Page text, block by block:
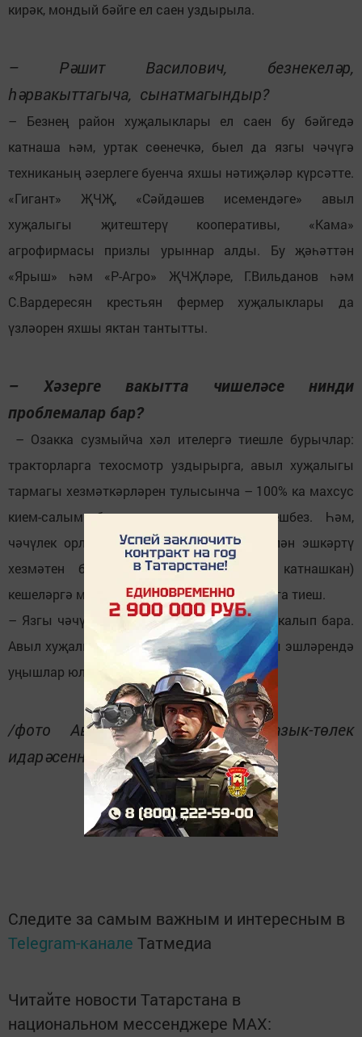
кирәк, мондый бәйге ел саен уздырыла.
– Рәшит Василович, безнекеләр,
һәрвакыттагыча, сынатмагындыр?
– Безнең район хуҗалыклары ел саен бу бәйгедә
катнаша һәм, уртак сөенечкә, быел да язгы чәчүгә
техниканың әзерлеге буенча яхшы нәтиҗәләр күрсәтте.
«Гигант» ҖЧҖ, «Сәйдәшев исемендәге» авыл
хуҗалыгы җитештерү кооперативы, «Кама»
агрофирмасы призлы урыннар алды. Бу җәһәттән
«Ярыш» һәм «Р-Агро» ҖЧҖләре, Г.Вильданов һәм
С.Вардересян крестьян фермер хуҗалыклары да
үзләорен яхшы яктан тантытты.
– Хәзерге вакытта чишеләсе нинди
проблемалар бар?
– Озакка сузмыйча хәл ителергә тиешле бурычлар:
тракторларга техосмотр уздырырга, авыл хуҗалыгы
тармагы хезмәткәрләрен тулысынча – 100% ка махсус
кием-салым белән тәэмин итәргә тиешбез. Һәм,
чәчүлек орлыкны химик препаратлар белән эшкәртү
хезмәтен башкарган (орлык агулауда катнашкан)
кешеләргә медицина тикшерүе уздырылырга тиеш.
– Язгы чәчү башланырга санаулы көннәр калып бара.
Авыл хуҗалыгы хезмәтчәннәренә җаваплы эшләрендә
уңышлар юлдаш булсын.
/фото Авыл хуҗалыгы һәм азык-төлек
идарәсеннән алынды.
Следите за самым важным и интересным в
Telegram-канале Татмедиа
Читайте новости Татарстана в
национальном мессенджере MАХ: